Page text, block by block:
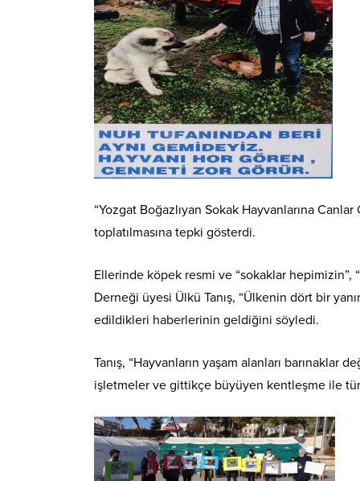
“Yozgat Boğazlıyan Sokak Hayvanlarına
toplatılmasına tepki gösterdi.
Ellerinde köpek resmi ve “sokaklar hepimizin”,
Derneği üyesi Ülkü Tanış, “Ülkenin dört bir
edildikleri haberlerinin geldiğini söyledi.
Tanış, “Hayvanların yaşam alanları barınaklar
işletmeler ve gittikçe büyüyen kentleşme ile